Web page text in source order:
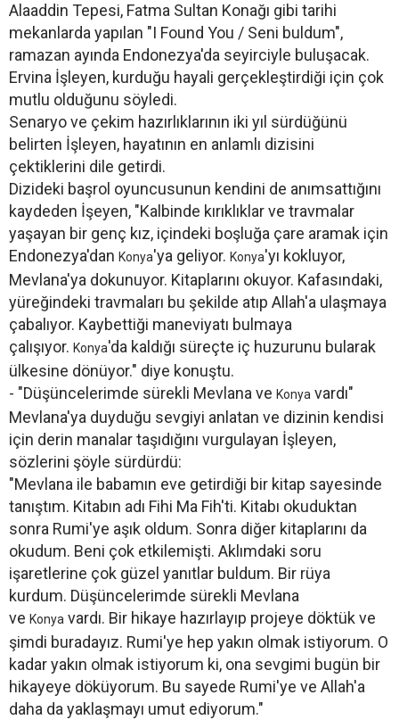
Alaaddin Tepesi, Fatma Sultan Konağı gibi tarihi
mekanlarda yapılan "I Found You / Seni buldum",
ramazan ayında Endonezya'da seyirciyle buluşacak.
Ervina İşleyen, kurduğu hayali gerçekleştirdiği için çok
mutlu olduğunu söyledi.
Senaryo ve çekim hazırlıklarının iki yıl sürdüğünü
belirten İşleyen, hayatının en anlamlı dizisini
çektiklerini dile getirdi.
Dizideki başrol oyuncusunun kendini de anımsattığını
kaydeden İşeyen, "Kalbinde kırıklıklar ve travmalar
yaşayan bir genç kız, içindeki boşluğa çare aramak için
Endonezya'dan Konya'ya geliyor. Konya'yı kokluyor,
Mevlana'ya dokunuyor. Kitaplarını okuyor. Kafasındaki,
yüreğindeki travmaları bu şekilde atıp Allah'a ulaşmaya
çabalıyor. Kaybettiği maneviyatı bulmaya
çalışıyor. Konya'da kaldığı süreçte iç huzurunu bularak
ülkesine dönüyor." diye konuştu.
- "Düşüncelerimde sürekli Mevlana ve Konya vardı"
Mevlana'ya duyduğu sevgiyi anlatan ve dizinin kendisi
için derin manalar taşıdığını vurgulayan İşleyen,
sözlerini şöyle sürdürdü:
"Mevlana ile babamın eve getirdiği bir kitap sayesinde
tanıştım. Kitabın adı Fihi Ma Fih'ti. Kitabı okuduktan
sonra Rumi'ye aşık oldum. Sonra diğer kitaplarını da
okudum. Beni çok etkilemişti. Aklımdaki soru
işaretlerine çok güzel yanıtlar buldum. Bir rüya
kurdum. Düşüncelerimde sürekli Mevlana
ve Konya vardı. Bir hikaye hazırlayıp projeye döktük ve
şimdi buradayız. Rumi'ye hep yakın olmak istiyorum. O
kadar yakın olmak istiyorum ki, ona sevgimi bugün bir
hikayeye döküyorum. Bu sayede Rumi'ye ve Allah'a
daha da yaklaşmayı umut ediyorum."